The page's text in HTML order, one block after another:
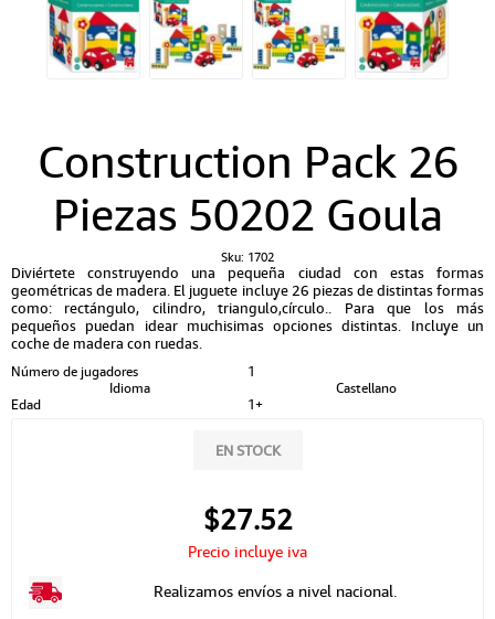
Construction Pack 26
Piezas 50202 Goula
Sku: 1702
Diviértete construyendo una pequeña ciudad con estas formas
geométricas de madera. El juguete incluye 26 piezas de distintas formas
como: rectángulo, cilindro, triangulo,círculo.. Para que los más
pequeños puedan idear muchisimas opciones distintas. Incluye un
coche de madera con ruedas.
Número de jugadores
1
Idioma
Castellano
Edad
1+
EN STOCK
$27.52
Precio incluye iva
Realizamos envíos a nivel nacional.